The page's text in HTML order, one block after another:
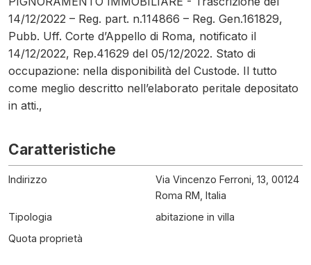
14/12/2022 – Reg. part. n.114866 – Reg. Gen.161829,
Pubb. Uff. Corte d’Appello di Roma, notificato il
14/12/2022, Rep.41629 del 05/12/2022. Stato di
occupazione: nella disponibilità del Custode. Il tutto
come meglio descritto nell’elaborato peritale depositato
in atti.,
Caratteristiche
Indirizzo
Via Vincenzo Ferroni, 13, 00124
Roma RM, Italia
Tipologia
abitazione in villa
Quota proprietà